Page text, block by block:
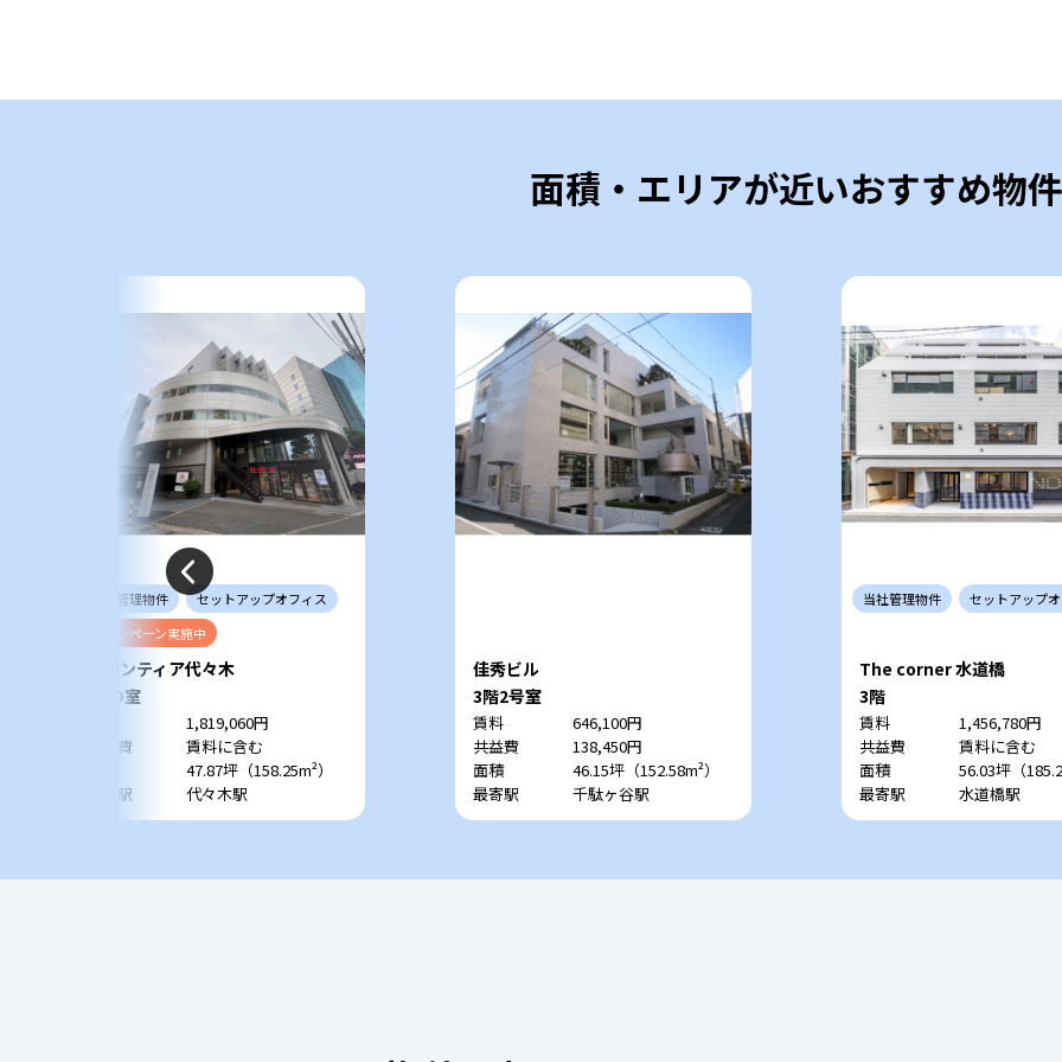
面積・エリアが近いおすすめ物件
管理物件 セットアップオフィス
キャンペーン実施中
フロンティア代々木
4階D室
1,819,060円
共益費
賃料に含む
47.87坪（158.25m²）
最寄駅
代々木駅
佳秀ビル
3階2号室
賃料
646,100円
共益費
138,450円
面積
46.15坪（152.58m²）
最寄駅
千駄ヶ谷駅
当社管理物件 セットアップ
The corner 水道橋
3階
賃料
1,456,780円
共益費
賃料に含む
面積
56.03坪（
最寄駅
水道橋駅